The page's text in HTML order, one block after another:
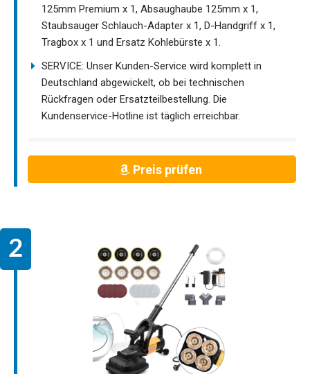
125mm Premium x 1, Absaughaube 125mm x 1,
Staubsauger Schlauch-Adapter x 1, D-Handgriff x 1,
Tragbox x 1 und Ersatz Kohlebürste x 1.
SERVICE: Unser Kunden-Service wird komplett in
Deutschland abgewickelt, ob bei technischen
Rückfragen oder Ersatzteilbestellung. Die
Kundenservice-Hotline ist täglich erreichbar.
Preis prüfen